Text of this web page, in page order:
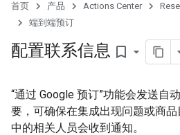
首页 产品 Actions Center
端到端预订
配置联系信息 bookmark_border
“通过 Google 预订”功能会发送自
要，可确保在集成出现问题或商
中的相关人员会收到通知。